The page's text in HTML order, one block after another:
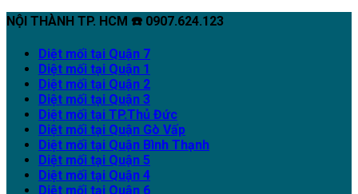
NỘI THÀNH TP. HCM ☎️ 0907.624.123
Diệt mối tại Quận 7
Diệt mối tại Quận 1
Diệt mối tại Quận 2
Diệt mối tại Quận 3
Diệt mối tại TP.Thủ Đức
Diệt mối tại Quận Gò Vấp
Diệt mối tại Quận Bình Thạnh
Diệt mối tại Quận 5
Diệt mối tại Quận 4
Diệt mối tại Quận 6